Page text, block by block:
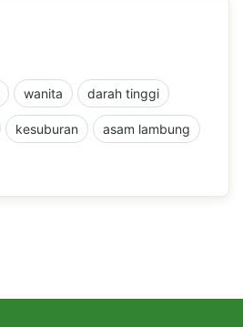
wanita darah tinggi
kesuburan asam lambung